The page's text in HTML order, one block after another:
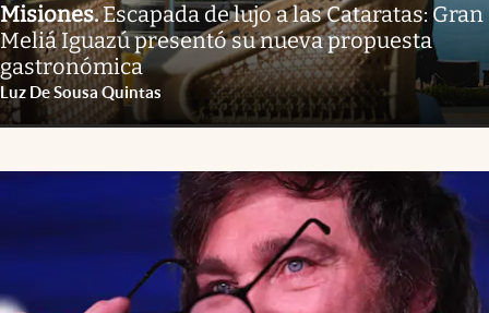
Misiones.Escapada de lujo a las Cataratas: Gran
Meliá Iguazú presentó su nueva propuesta
gastronómica
Luz De Sousa Quintas